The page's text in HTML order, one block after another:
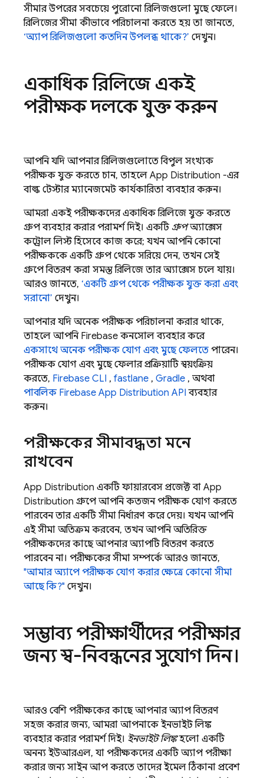
সীমার উপরের সবচেয়ে পুরোনো রিলিজগুলো মুছে ফেলে।
রিলিজের সীমা কীভাবে পরিচালনা করতে হয় তা জানতে,
‘অ্যাপ রিলিজগুলো কতদিন উপলব্ধ থাকে?’ দেখুন।
একাধিক রিলিজে একই
পরীক্ষক দলকে যুক্ত করুন
আপনি যদি আপনার রিলিজগুলোতে বিপুল সংখ্যক
পরীক্ষক যুক্ত করতে চান, তাহলে App Distribution -এর
বাল্ক টেস্টার ম্যানেজমেন্ট কার্যকারিতা ব্যবহার করুন।
আমরা একই পরীক্ষকদের একাধিক রিলিজে যুক্ত করতে
গ্রুপ ব্যবহার করার পরামর্শ দিই। একটি গ্রুপঅ্যাক্সেস
কন্ট্রোল লিস্ট হিসেবে কাজ করে; যখন আপনি কোনো
পরীক্ষককে একটি গ্রুপ থেকে সরিয়ে দেন, তখন সেই
গ্রুপে বিতরণ করা সমস্ত রিলিজে তার অ্যাক্সেস চলে যায়।
আরও জানতে, ‘একটি গ্রুপ থেকে পরীক্ষক যুক্ত করা এবং
সরানো’ দেখুন।
আপনার যদি অনেক পরীক্ষক পরিচালনা করার থাকে,
তাহলে আপনি Firebase কনসোল ব্যবহার করে
একসাথে অনেক পরীক্ষক যোগ এবং মুছে ফেলতে পারেন।
পরীক্ষক যোগ এবং মুছে ফেলার প্রক্রিয়াটি স্বয়ংক্রিয়
করতে, Firebase CLI , fastlane , Gradle , অথবা
পাবলিক Firebase App Distribution API ব্যবহার
করুন।
পরীক্ষকের সীমাবদ্ধতা মনে
রাখবেন
App Distribution একটি ফায়ারবেস প্রজেক্ট বা App
Distribution গ্রুপে আপনি কতজন পরীক্ষক যোগ করতে
পারবেন তার একটি সীমা নির্ধারণ করে দেয়। যখন আপনি
এই সীমা অতিক্রম করবেন, তখন আপনি অতিরিক্ত
পরীক্ষকদের কাছে আপনার অ্যাপটি বিতরণ করতে
পারবেন না। পরীক্ষকের সীমা সম্পর্কে আরও জানতে,
"আমার অ্যাপে পরীক্ষক যোগ করার ক্ষেত্রে কোনো সীমা
আছে কি?" দেখুন।
সম্ভাব্য পরীক্ষার্থীদের পরীক্ষার
জন্য স্ব-নিবন্ধনের সুযোগ দিন।
আরও বেশি পরীক্ষকের কাছে আপনার অ্যাপ বিতরণ
সহজ করার জন্য, আমরা আপনাকে ইনভাইট লিঙ্ক
ব্যবহার করার পরামর্শ দিই। ইনভাইট লিঙ্কহলো একটি
অনন্য ইউআরএল, যা পরীক্ষকদের একটি অ্যাপ পরীক্ষা
করার জন্য সাইন আপ করতে তাদের ইমেল ঠিকানা প্রবেশ